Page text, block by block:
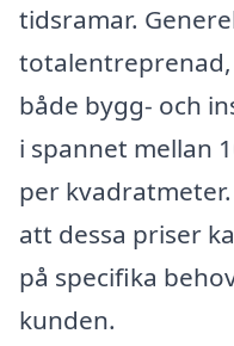
tidsramar.
både bygg- och
i spannet mellan
per
att dessa priser
på specifika
kunden.